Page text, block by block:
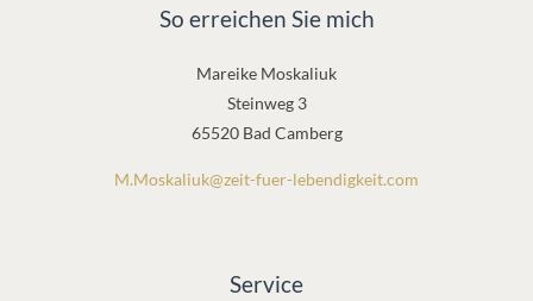
So erreichen Sie mich
Mareike Moskaliuk
Steinweg 3
65520 Bad Camberg
M.Moskaliuk@zeit-fuer-lebendigkeit.com
Service